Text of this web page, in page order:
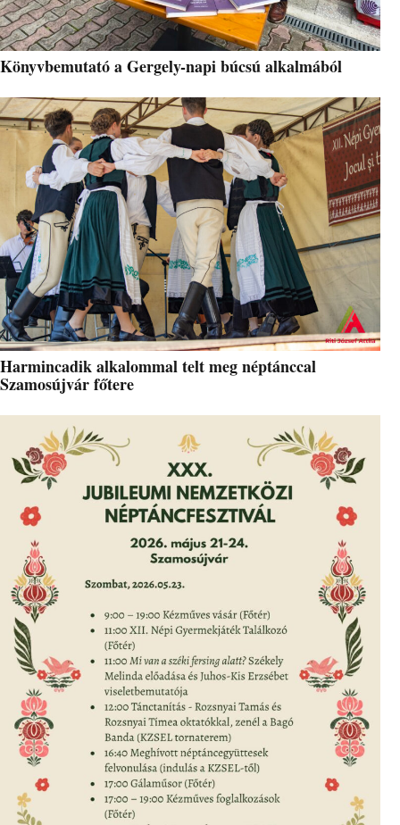
Könyvbemutató a Gergely-napi búcsú alkalmából
Harmincadik alkalommal telt meg néptánccal
Szamosújvár főtere